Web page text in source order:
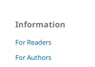
Information
For Readers
For Authors